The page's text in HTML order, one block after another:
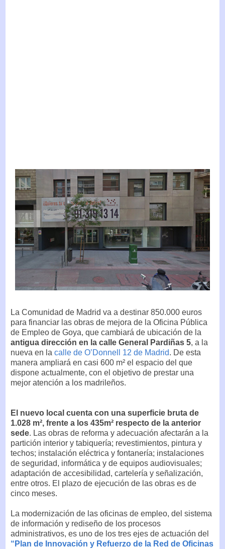
La Comunidad de Madrid va a destinar 850.000 euros
para financiar las obras de mejora de la Oficina Pública
de Empleo de Goya, que cambiará de ubicación de la
antigua dirección en la calle General Pardiñas 5, a la
nueva en la calle de O’Donnell 12 de Madrid. De esta
manera ampliará en casi 600 m² el espacio del que
dispone actualmente, con el objetivo de prestar una
mejor atención a los madrileños.
El nuevo local cuenta con una superficie bruta de
1.028 m², frente a los 435m² respecto de la anterior
sede. Las obras de reforma y adecuación afectarán a la
partición interior y tabiquería; revestimientos, pintura y
techos; instalación eléctrica y fontanería; instalaciones
de seguridad, informática y de equipos audiovisuales;
adaptación de accesibilidad, cartelería y señalización,
entre otros. El plazo de ejecución de las obras es de
cinco meses.
La modernización de las oficinas de empleo, del sistema
de información y rediseño de los procesos
administrativos, es uno de los tres ejes de actuación del
“Plan de Innovación y Refuerzo de la Red de Oficinas